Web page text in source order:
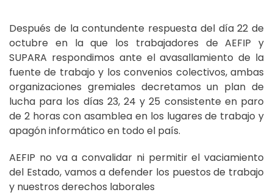
Después de la contundente respuesta del día 22 de
octubre en la que los trabajadores de AEFIP y
SUPARA respondimos ante el avasallamiento de la
fuente de trabajo y los convenios colectivos, ambas
organizaciones gremiales decretamos un plan de
lucha para los días 23, 24 y 25 consistente en paro
de 2 horas con asamblea en los lugares de trabajo y
apagón informático en todo el país.
AEFIP no va a convalidar ni permitir el vaciamiento
del Estado, vamos a defender los puestos de trabajo
y nuestros derechos laborales